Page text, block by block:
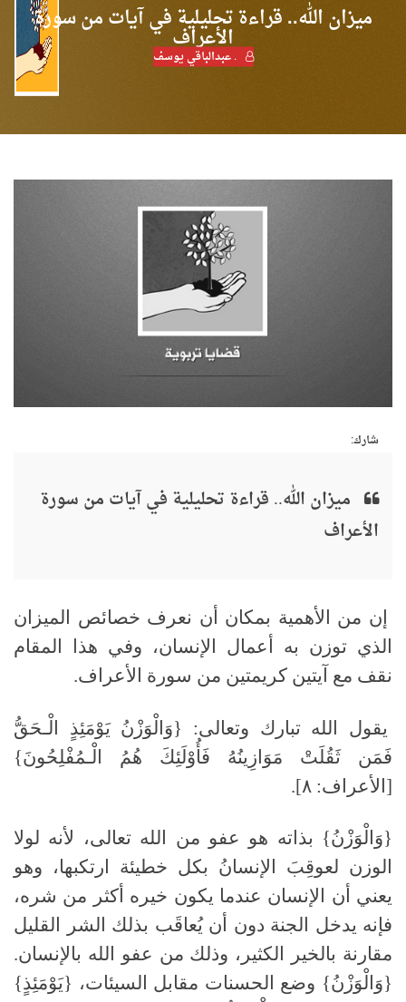
ميزان الله.. قراءة تحليلية في آيات من سورة
الأعراف
. عبدالباقي يوسف
شارك:
ميزان الله.. قراءة تحليلية في آيات من سورة
الأعراف
إن من الأهمية بمكان أن نعرف خصائص الميزان
الذي توزن به أعمال الإنسان، وفي هذا المقام
نقف مع آيتين كريمتين من سورة الأعراف.
يقول الله تبارك وتعالى: {وَالْوَزْنُ يَوْمَئِذٍ الْـحَقُّ
فَمَن ثَقُلَتْ مَوَازِينُهُ فَأُوْلَئِكَ هُمُ الْـمُفْلِحُونَ}
[الأعراف: ٨].
{وَالْوَزْنُ} بذاته هو عفو من الله تعالى، لأنه لولا
الوزن لعوقِبَ الإنسانُ بكل خطيئة ارتكبها، وهو
يعني أن الإنسان عندما يكون خيره أكثر من شره،
فإنه يدخل الجنة دون أن يُعاقَب بذلك الشر القليل
مقارنة بالخير الكثير، وذلك من عفو الله بالإنسان.
{وَالْوَزْنُ} وضع الحسنات مقابل السيئات، {يَوْمَئِذٍ}